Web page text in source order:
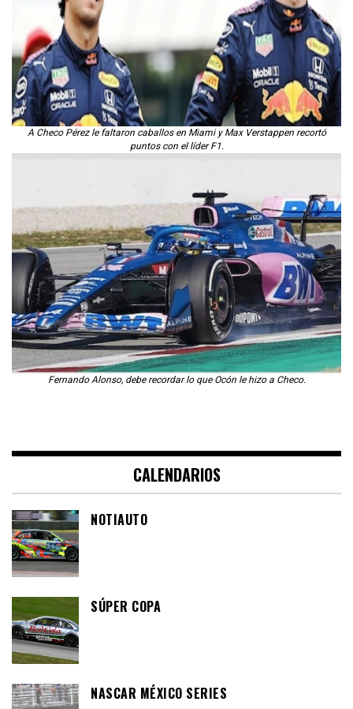
A Checo Pérez le faltaron caballos en Miami y Max Verstappen recortó
puntos con el líder F1.
Fernando Alonso, debe recordar lo que Ocón le hizo a Checo.
CALENDARIOS
NOTIAUTO
SÚPER COPA
NASCAR MÉXICO SERIES